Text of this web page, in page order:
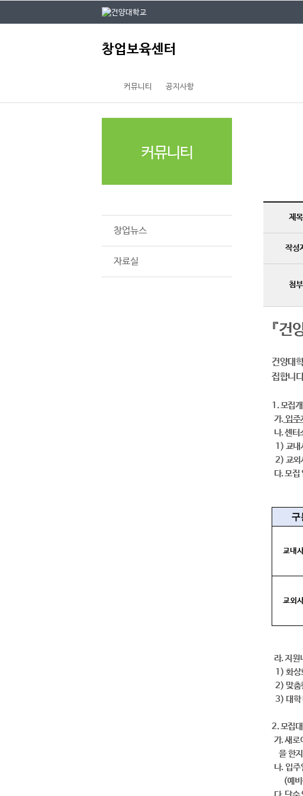
창업보육센터
커뮤니티 공지사항
커뮤니티
창업뉴스
자료실
제목
작성
첨부
『건
건양대
집합니
1. 모집
가.입주
나. 센터
1) 교내
2) 교외
다. 모집
구
교내
교외
라. 지원
1) 화상
2) 맞춤
3) 대학
2. 모집
가. 새로
을 한지
나. 입주
(예